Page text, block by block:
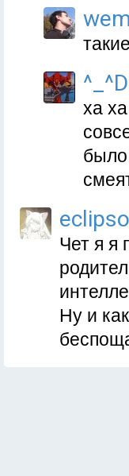
ха
eclipso
Чет я я
Ну и